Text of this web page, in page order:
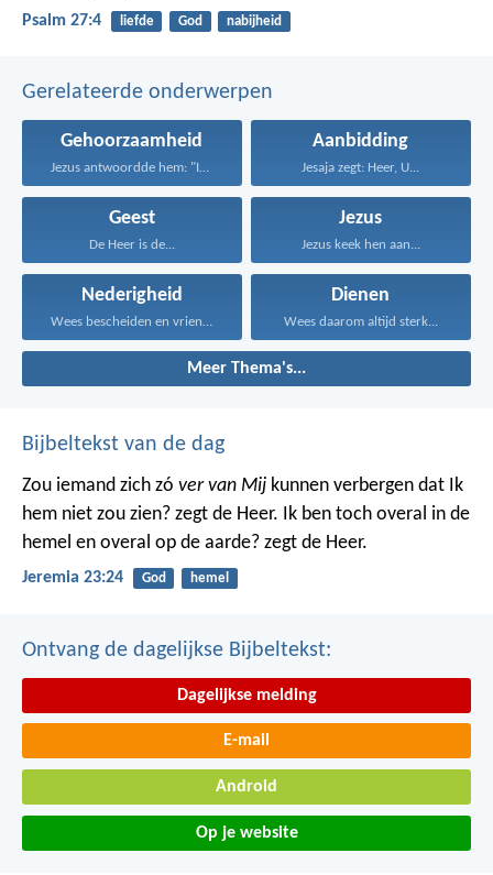
Psalm 27:4 liefde God nabijheid
Gerelateerde onderwerpen
Gehoorzaamheid
Jezus antwoordde hem: "Iemand...
Aanbidding
Jesaja zegt: Heer, U...
Geest
De Heer is de...
Jezus
Jezus keek hen aan...
Nederigheid
Wees bescheiden en vriendelijk...
Dienen
Wees daarom altijd sterk...
Meer Thema's...
Bijbeltekst van de dag
Zou iemand zich zó ver van Mij kunnen verbergen dat Ik
hem niet zou zien? zegt de Heer. Ik ben toch overal in de
hemel en overal op de aarde? zegt de Heer.
Jeremia 23:24 God hemel
Ontvang de dagelijkse Bijbeltekst:
Dagelijkse melding
E-mail
Android
Op je website